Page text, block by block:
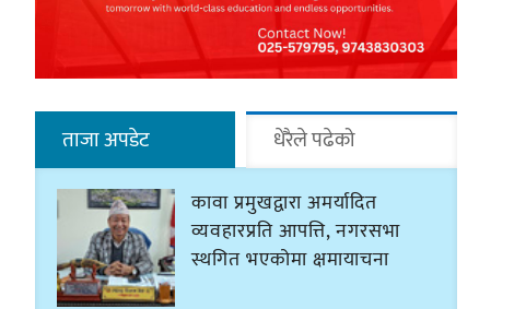
ताजा अपडेट धेरैले पढेको
कावा प्रमुखद्वारा अमर्यादित
व्यवहारप्रति आपत्ति, नगरसभा
स्थगित भएकोमा क्षमायाचना